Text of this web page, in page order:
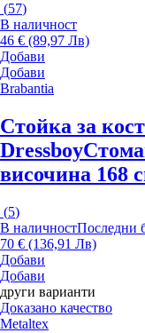
(57)
В наличност
46 € (89,97 Лв)
Добави
Добави
Brabantia
Стойка за
Dressboy
височина 168
(5)
В наличностПоследни
70 € (136,91 Лв)
Добави
Добави
други варианти
Доказано качество
Metaltex